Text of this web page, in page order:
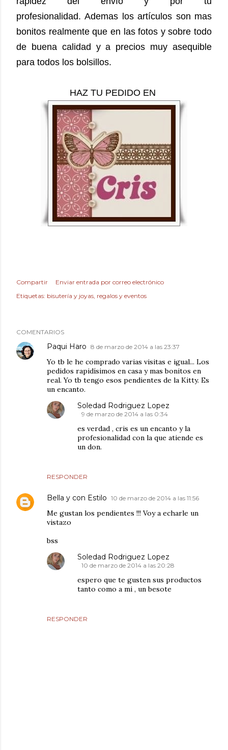
profesionalidad.Ademas los artículos son mas
bonitos realmente que en las fotos y sobre todo
de buena calidad y a precios muy asequible
para todos los bolsillos.
HAZ TU PEDIDO EN
Compartir
Enviar entrada por correo electrónico
Etiquetas: bisutería y joyas regalos y eventos
COMENTARIOS
Paqui Haro 8 de marzo de 2014 a las 23:37
Yo tb le he comprado varias visitas e igual... Los
pedidos rapidísimos en casa y mas bonitos en
real. Yo tb tengo esos pendientes de la Kitty. Es
un encanto.
RESPONDER
Soledad Rodriguez Lopez
9 de marzo de 2014 a las 0:34
es verdad , cris es un encanto y la
profesionalidad con la que atiende es
un don.
Bella y con Estilo 10 de marzo de 2014 a las 11:56
Me gustan los pendientes !!! Voy a echarle un
vistazo
bss
RESPONDER
Soledad Rodriguez Lopez
10 de marzo de 2014 a las 20:28
espero que te gusten sus productos
tanto como a mi , un besote